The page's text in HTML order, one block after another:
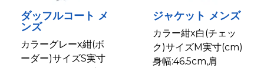
ダッフルコート メ
ンズ
カラーグレーx紺(ボ
ーダー)サイズS実寸
ジャケット メンズ
カラー紺x白(チェッ
ク)サイズM実寸(cm)
身幅:46.5cm,肩